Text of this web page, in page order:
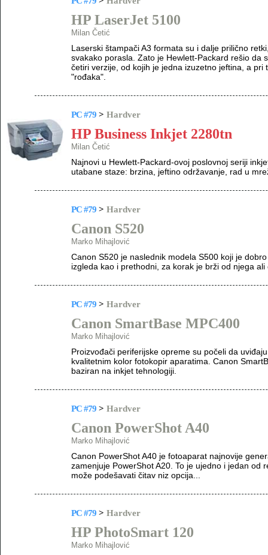
HP LaserJet 5100
Milan Četić
Laserski štampači A3 formata su i dalje prilično
svakako porasla. Zato je Hewlett-Packard rešio da
četiri verzije, od kojih je jedna izuzetno jeftina, a pri
"rođaka".
PC #79 > Hardver
HP Business Inkjet 2280tn
Milan Četić
Najnovi u Hewlett-Packard-ovoj poslovnoj seriji
utabane staze: brzina, jeftino održavanje, rad u
PC #79 > Hardver
Canon S520
Marko Mihajlović
Canon S520 je naslednik modela S500 koji je
izgleda kao i prethodni, za korak je brži od njega
PC #79 > Hardver
Canon SmartBase MPC400
Marko Mihajlović
Proizvođači periferijske opreme su počeli da
kvalitetnim kolor fotokopir aparatima. Canon
baziran na inkjet tehnologiji.
PC #79 > Hardver
Canon PowerShot A40
Marko Mihajlović
Canon PowerShot A40 je fotoaparat najnovije
zamenjuje PowerShot A20. To je ujedno i jedan od
može podešavati čitav niz opcija...
PC #79 > Hardver
HP PhotoSmart 120
Marko Mihajlović